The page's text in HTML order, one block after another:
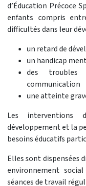
d’Éducation Précoce
enfants compris
difficultés dans leur
un retard de
un handicap
des
communication
une atteinte
Les interventions
développement et la
besoins éducatifs
Elles sont dispensées
environnement
séances de travail